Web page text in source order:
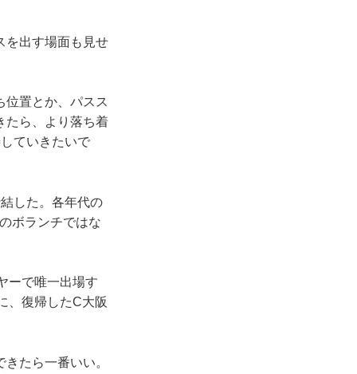
を出す場面も見せ
位置とか、パスス
たら、より落ち着
ていきたいで
した。各年代の
ボランチではな
ーで唯一出場す
、復帰したC大阪
たら一番いい。